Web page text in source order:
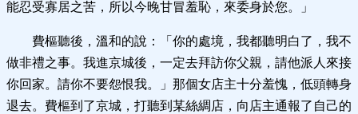
能忍受寡居之苦，所以今晚甘冒羞恥，來委身於您。」
費樞聽後，溫和的說：「你的處境，我都聽明白了，我不
做非禮之事。我進京城後，一定去拜訪你父親，請他派人來接
你回家。請你不要怨恨我。」那個女店主十分羞愧，低頭轉身
退去。費樞到了京城，打聽到某絲綢店，向店主通報了自己的